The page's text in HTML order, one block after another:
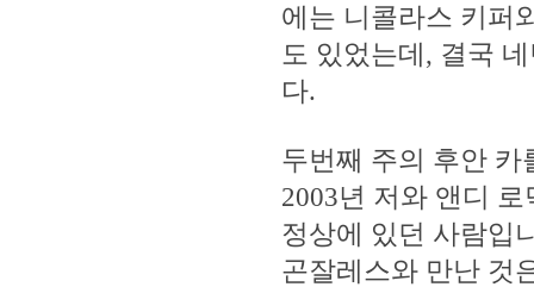
에는 니콜라스 키퍼
도 있었는데, 결국
다.
두번째 주의 후안
2003년 저와 앤디
정상에 있던 사람입
곤잘레스와 만난 것